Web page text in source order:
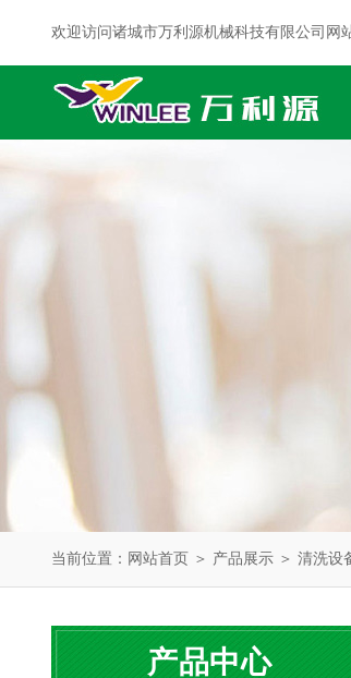
欢迎访问诸城市万利源机械科技有限公司网
当前位置： 网站首页 ＞ 产品展示 ＞ 清洗设
产品中心